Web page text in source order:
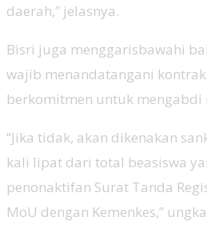
daerah,” jelasnya.
Bisri juga menggarisbawahi
wajib menandatangani
berkomitmen untuk
“Jika tidak, akan dikenakan
kali lipat dari total beasiswa
penonaktifan Surat Tanda
MoU dengan Kemenkes,”